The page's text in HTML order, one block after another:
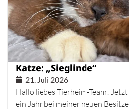
Katze: „Sieglinde“
21. Juli 2026
Hallo liebes Tierheim-Team!
ein Jahr bei meiner neuen